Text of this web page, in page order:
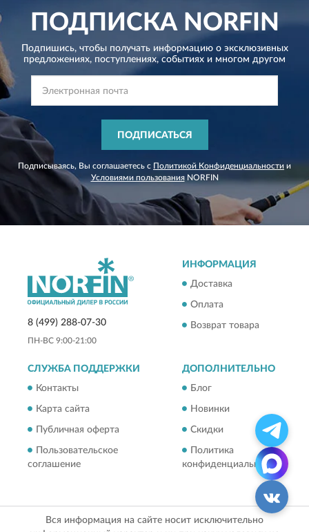
ПОДПИСКАNORFIN
Подпишись, чтобы получать информацию о эксклюзивных
предложениях, поступлениях, событиях и многом другом
ПОДПИСАТЬСЯ
Подписываясь, Вы соглашаетесь с Политикой Конфиденциальности и
Условиями пользованияNORFIN
8 (499) 288-07-30
ПН-ВС 9:00-21:00
ИНФОРМАЦИЯ
Доставка
Оплата
Возврат товара
СЛУЖБА ПОДДЕРЖКИ
Контакты
Карта сайта
Публичная оферта
Пользовательское
соглашение
ДОПОЛНИТЕЛЬНО
Блог
Новинки
Скидки
Политика
конфиденциальности
Вся информация на сайте носит исключительно